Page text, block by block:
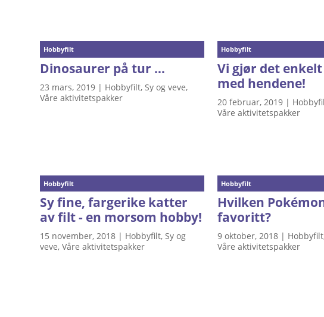
Hobbyfilt
Dinosaurer på tur …
23 mars, 2019 | Hobbyfilt,Sy og veve,
Våre aktivitetspakker
Hobbyfilt
Vi gjør det
med hendene!
20 februar, 2019 |
Våre aktivitetspakker
Hobbyfilt
Sy fine, fargerike katter
av filt - en morsom hobby!
15 november, 2018 | Hobbyfilt,Sy og
veve,Våre aktivitetspakker
Hobbyfilt
Hvilken
favoritt?
9 oktober, 2018 | Hobbyfilt
Våre aktivitetspakker